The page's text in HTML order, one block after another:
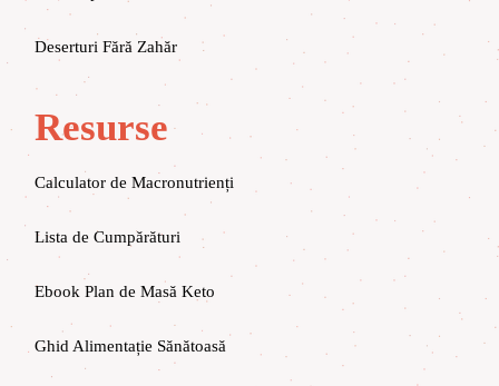
Deserturi Fără Zahăr
Resurse
Calculator de Macronutrienți
Lista de Cumpărături
Ebook Plan de Masă Keto
Ghid Alimentație Sănătoasă